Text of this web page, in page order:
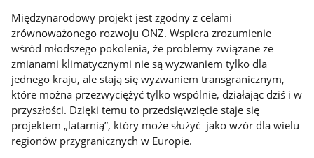
Międzynarodowy projekt jest zgodny z celami
zrównoważonego rozwoju ONZ. Wspiera zrozumienie
wśród młodszego pokolenia, że problemy związane ze
zmianami klimatycznymi nie są wyzwaniem tylko dla
jednego kraju, ale stają się wyzwaniem transgranicznym,
które można przezwyciężyć tylko wspólnie, działając dziś i w
przyszłości. Dzięki temu to przedsięwzięcie staje się
projektem „latarnią”, który może służyć jako wzór dla wielu
regionów przygranicznych w Europie.